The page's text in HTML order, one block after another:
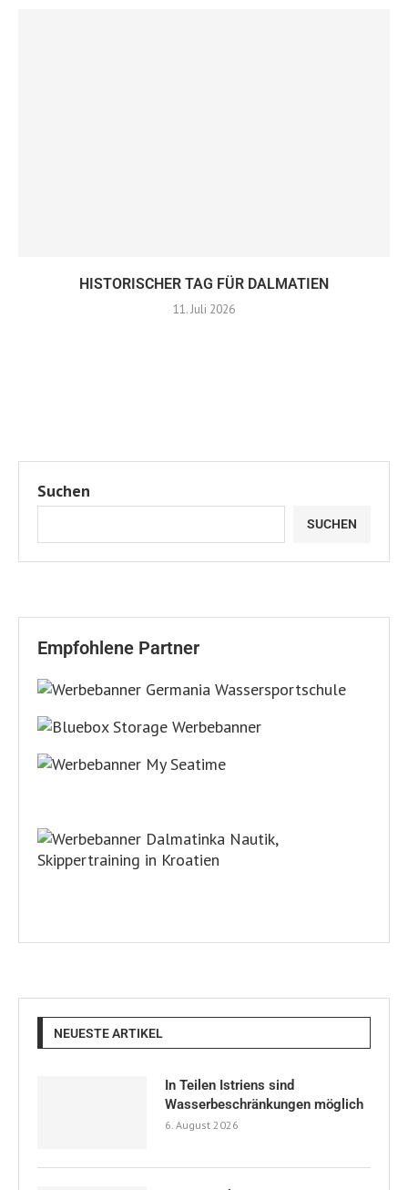
HISTORISCHER TAG FÜR DALMATIEN
11. Juli 2026
Suchen
SUCHEN
Empfohlene Partner
NEUESTE ARTIKEL
In Teilen Istriens sind
Wasserbeschränkungen möglich
6. August 2026